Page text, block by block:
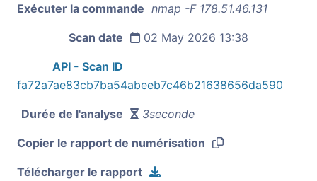
Exécuter la commande nmap -F 178.51.46.131
Scan date 02 May 2026 13:38
API - Scan ID
fa72a7ae83cb7ba54abeeb7c46b21638656da590
Durée de l'analyse 3seconde
Copier le rapport de numérisation
Télécharger le rapport